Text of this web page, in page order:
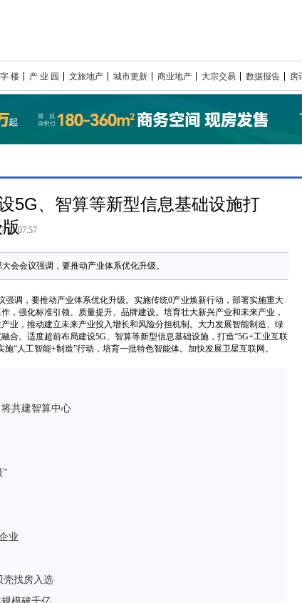
楼 产 业 园 文旅地产 城市更新 商业地产 大宗交易 数据报告 房
5G、智算等新型信息基础设施打
11:07:57
会会议强调，要推动产业体系优化升级。
调，要推动产业体系优化升级。实施传统0产业焕新行动，部署实施重大
，强化标准引领、质量提升、品牌建设。培育壮大新兴产业和未来产业，
业，推动建立未来产业投入增长和风险分担机制。大力发展智能制造、绿
合。适度超前布局建设5G、智算等新型信息基础设施，打造“5G+工业互联
“人工智能+制造”行动，培育一批特色智能体。加快发展卫星互联网。
共建智算中心
”
业
壳找房入选